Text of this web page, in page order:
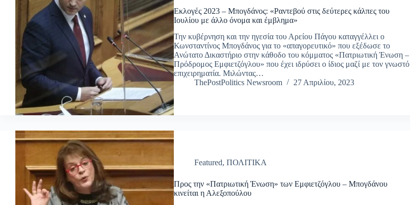
Εκλογές 2023 – Μπογδάνος: «Ραντεβού στις δεύτερες κάλπες του
Ιουλίου με άλλο όνομα και έμβλημα»
Την κυβέρνηση και την ηγεσία του Αρείου Πάγου καταγγέλλει ο
Κωνσταντίνος Μπογδάνος για το «απαγορευτικό» που εξέδωσε το
Ανώτατο Δικαστήριο στην κάθοδο του κόμματος «Πατριωτική Ένωση –
Πρόδρομος Εμφιετζόγλου» που έχει ιδρύσει ο ίδιος μαζί με τον γνωστό
επιχειρηματία. Μιλώντας…
ThePostPolitics Newsroom
27 Απριλίου, 2023
Featured, ΠΟΛΙΤΙΚΑ
Προς την «Πατριωτική Ένωση» των Εμφιετζόγλου – Μπογδάνου
κινείται η Αλεξοπούλου